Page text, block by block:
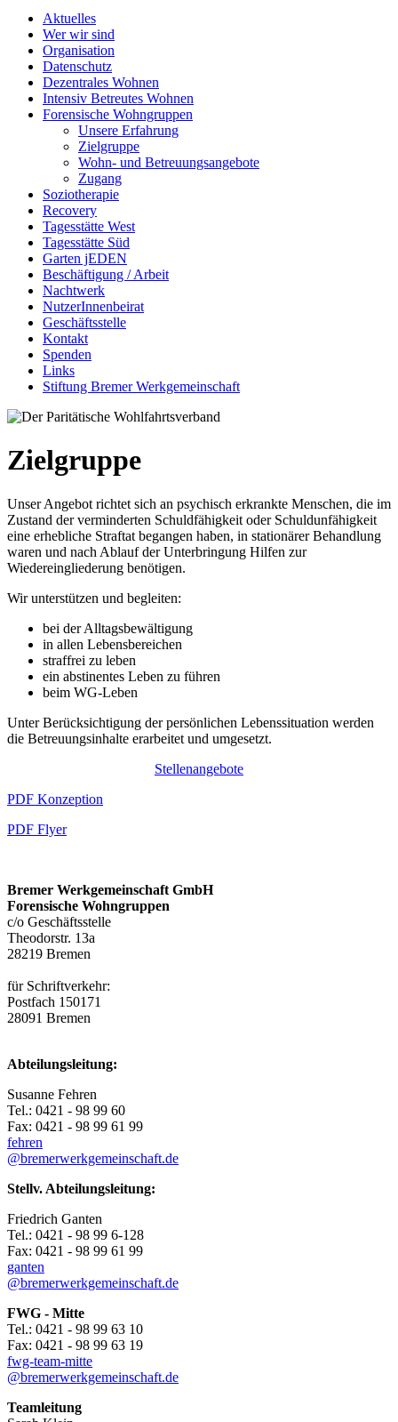
Aktuelles
Wer wir sind
Organisation
Datenschutz
Dezentrales Wohnen
Intensiv Betreutes Wohnen
Forensische Wohngruppen
Unsere Erfahrung
Zielgruppe
Wohn- und Betreuungsangebote
Zugang
Soziotherapie
Recovery
Tagesstätte West
Tagesstätte Süd
Garten jEDEN
Beschäftigung / Arbeit
Nachtwerk
NutzerInnenbeirat
Geschäftsstelle
Kontakt
Spenden
Links
Stiftung Bremer Werkgemeinschaft
Zielgruppe
Unser Angebot richtet sich an psychisch erkrankte Menschen, die im
Zustand der verminderten Schuldfähigkeit oder Schuldunfähigkeit
eine erhebliche Straftat begangen haben, in stationärer Behandlung
waren und nach Ablauf der Unterbringung Hilfen zur
Wiedereingliederung benötigen.
Wir unterstützen und begleiten:
bei der Alltagsbewältigung
in allen Lebensbereichen
straffrei zu leben
ein abstinentes Leben zu führen
beim WG-Leben
Unter Berücksichtigung der persönlichen Lebenssituation werden
die Betreuungsinhalte erarbeitet und umgesetzt.
Stellenangebote
PDF Konzeption
PDF Flyer
Bremer Werkgemeinschaft GmbH
Forensische Wohngruppen
c/o Geschäftsstelle
Theodorstr. 13a
28219 Bremen
für Schriftverkehr:
Postfach 150171
28091 Bremen
Abteilungsleitung:
Susanne Fehren
Tel.: 0421 - 98 99 60
Fax: 0421 - 98 99 61 99
fehren
@bremerwerkgemeinschaft.de
Stellv. Abteilungsleitung:
Friedrich Ganten
Tel.: 0421 - 98 99 6-128
Fax: 0421 - 98 99 61 99
ganten
@bremerwerkgemeinschaft.de
FWG - Mitte
Tel.: 0421 - 98 99 63 10
Fax: 0421 - 98 99 63 19
fwg-team-mitte
@bremerwerkgemeinschaft.de
Teamleitung